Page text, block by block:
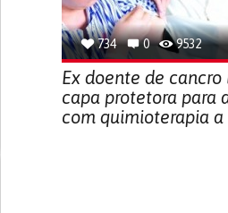
734 0 9532
Ex doente de
capa protetora para
com quimioterapia